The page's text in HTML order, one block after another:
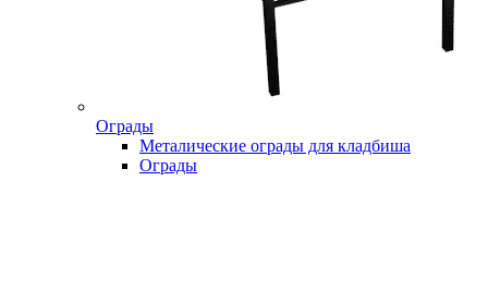
Ограды
Металические ограды для кладбиша
Ограды